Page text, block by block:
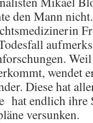
den Mann
wendet
Diese hat
hat endlich ihre
versunken.